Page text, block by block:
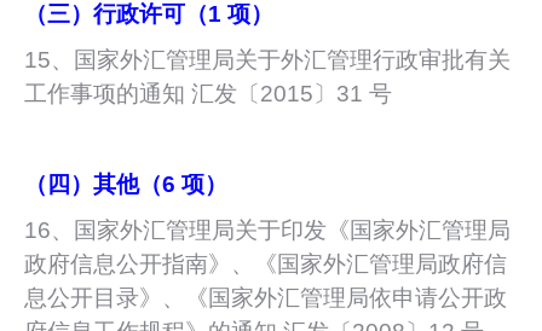
（三）行政许可（1 项）
15、国家外汇管理局关于外汇管理行政审批有关
工作事项的通知 汇发〔2015〕31 号
（四）其他（6 项）
16、国家外汇管理局关于印发《国家外汇管理局
政府信息公开指南》、《国家外汇管理局政府信
息公开目录》、《国家外汇管理局依申请公开政